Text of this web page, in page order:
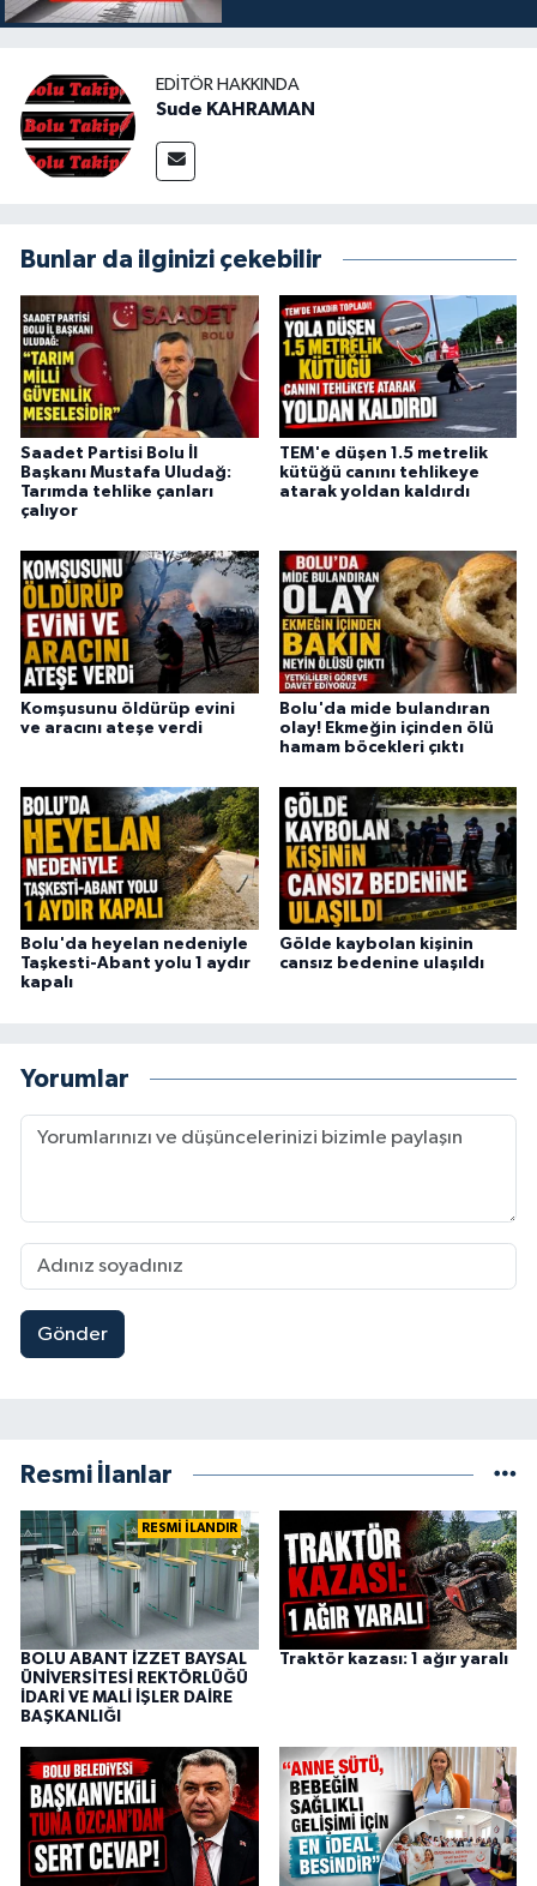
EDITÖR HAKKINDA
Sude KAHRAMAN
Bunlar da ilginizi çekebilir
Saadet Partisi Bolu İl
Başkanı Mustafa Uludağ:
Tarımda tehlike çanları
çalıyor
TEM'e düşen 1.5 metrelik
kütüğü canını tehlikeye
atarak yoldan kaldırdı
Komşusunu öldürüp evini
ve aracını ateşe verdi
Bolu'da mide bulandıran
olay! Ekmeğin içinden ölü
hamam böcekleri çıktı
Bolu'da heyelan nedeniyle
Taşkesti-Abant yolu 1 aydır
kapalı
Gölde kaybolan kişinin
cansız bedenine ulaşıldı
Yorumlar
Gönder
Resmi İlanlar
RESMİ İLANDIR
BOLU ABANT İZZET BAYSAL
ÜNİVERSİTESİ REKTÖRLÜĞÜ
İDARİ VE MALİ İŞLER DAİRE
BAŞKANLIĞI
Traktör kazası: 1 ağır yaralı